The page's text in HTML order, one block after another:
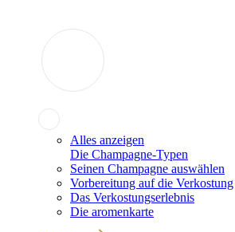
Alles anzeigen
Die Champagne-Typen
Seinen Champagne auswählen
Vorbereitung auf die Verkostung
Das Verkostungserlebnis
Die aromenkarte